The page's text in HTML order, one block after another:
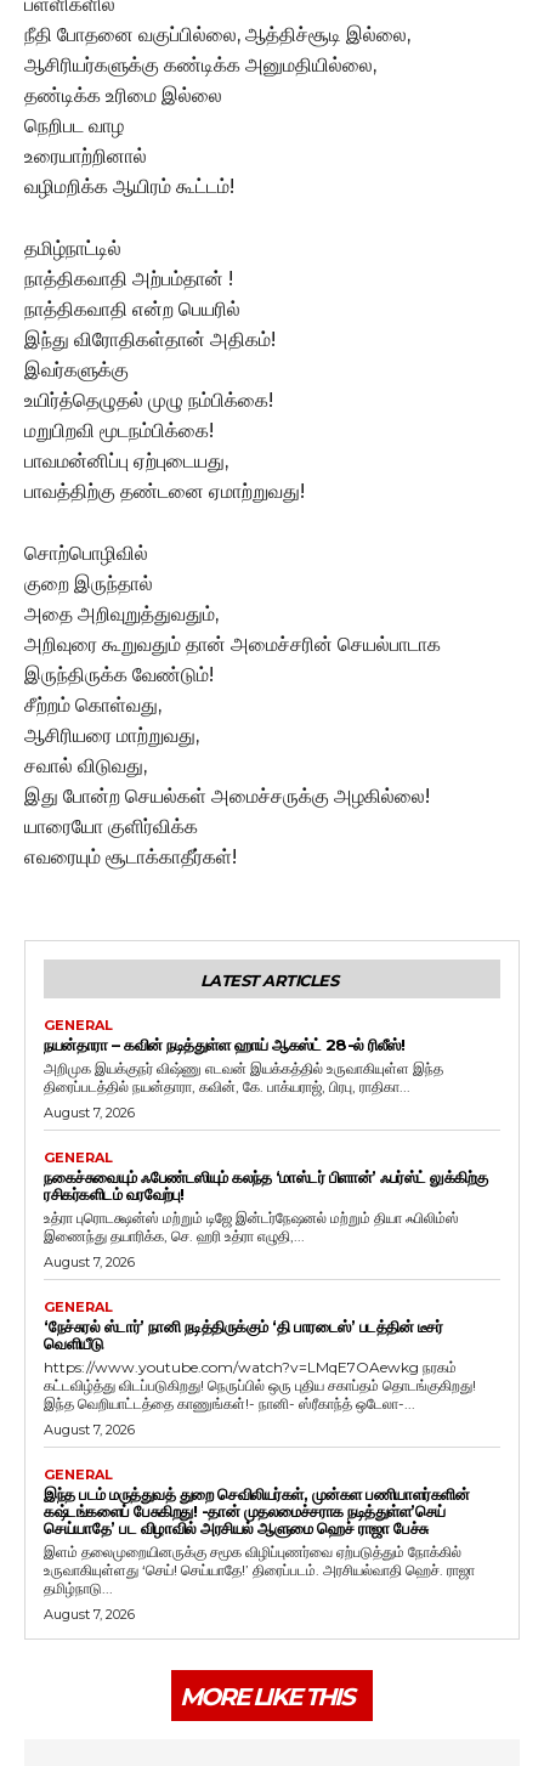
நீதி போதனை வகுப்பில்லை, ஆத்திச்சூடி இல்லை,
ஆசிரியர்களுக்கு கண்டிக்க அனுமதியில்லை,
தண்டிக்க உரிமை இல்லை
நெறிபட வாழ
உரையாற்றினால்
வழிமறிக்க ஆயிரம் கூட்டம்!
தமிழ்நாட்டில்
நாத்திகவாதி அற்பம்தான் !
நாத்திகவாதி என்ற பெயரில்
இந்து விரோதிகள்தான் அதிகம்!
இவர்களுக்கு
உயிர்த்தெழுதல் முழு நம்பிக்கை!
மறுபிறவி மூடநம்பிக்கை!
பாவமன்னிப்பு ஏற்புடையது,
பாவத்திற்கு தண்டனை ஏமாற்றுவது!
சொற்பொழிவில்
குறை இருந்தால்
அதை அறிவுறுத்துவதும்,
அறிவுரை கூறுவதும் தான் அமைச்சரின் செயல்பாடாக
இருந்திருக்க வேண்டும்!
சீற்றம் கொள்வது,
ஆசிரியரை மாற்றுவது,
சவால் விடுவது,
இது போன்ற செயல்கள் அமைச்சருக்கு அழகில்லை!
யாரையோ குளிர்விக்க
எவரையும் சூடாக்காதீர்கள்!
LATEST ARTICLES
GENERAL
நயன்தாரா – கவின் நடித்துள்ள ஹாய் ஆகஸ்ட் 28-ல் ரிலீஸ்!
அறிமுக இயக்குநர் விஷ்ணு எடவன் இயக்கத்தில் உருவாகியுள்ள இந்த
திரைப்படத்தில் நயன்தாரா, கவின், கே. பாக்யராஜ், பிரபு, ராதிகா...
August 7, 2026
GENERAL
நகைச்சுவையும் ஃபேண்டஸியும் கலந்த ‘மாஸ்டர் பிளான்’ ஃபர்ஸ்ட் லுக்கிற்கு
ரசிகர்களிடம் வரவேற்பு!
உத்ரா புரொடக்ஷன்ஸ் மற்றும் டிஜே இன்டர்நேஷனல் மற்றும் தியா ஃபிலிம்ஸ்
இணைந்து தயாரிக்க, செ. ஹரி உத்ரா எழுதி,...
August 7, 2026
GENERAL
‘நேச்சுரல் ஸ்டார்’ நானி நடித்திருக்கும் ‘தி பாரடைஸ்’ படத்தின் டீசர்
வெளியீடு
https://www.youtube.com/watch?v=LMqE7OAewkg நரகம்
கட்டவிழ்த்து விடப்படுகிறது! நெருப்பில் ஒரு புதிய சகாப்தம் தொடங்குகிறது!
இந்த வெறியாட்டத்தை காணுங்கள்!- நானி- ஸ்ரீகாந்த் ஒடேலா-...
August 7, 2026
GENERAL
இந்த படம் மருத்துவத் துறை செவிலியர்கள், முன்கள பணியாளர்களின்
கஷ்டங்களைப் பேசுகிறது! -தான் முதலமைச்சராக நடித்துள்ள’செய்
செய்யாதே’ பட விழாவில் அரசியல் ஆளுமை ஹெச் ராஜா பேச்சு
இளம் தலைமுறையினருக்கு சமூக விழிப்புணர்வை ஏற்படுத்தும் நோக்கில்
உருவாகியுள்ளது ‘செய்! செய்யாதே!’ திரைப்படம். அரசியல்வாதி ஹெச். ராஜா
தமிழ்நாடு...
August 7, 2026
MORE LIKE THIS